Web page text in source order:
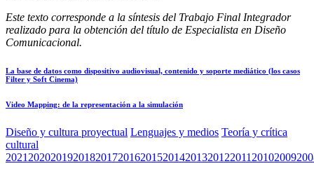
Este texto corresponde a la síntesis del Trabajo Final Integrador
realizado para la obtención del título de Especialista en Diseño
Comunicacional.
La base de datos como dispositivo audiovisual, contenido y soporte mediático (los casos
Filter y Soft Cinema)
Video Mapping: de la representación a la simulación
Diseño y cultura proyectual Lenguajes y medios Teoría y crítica
cultural
2021202020192018201720162015201420132012201120102009